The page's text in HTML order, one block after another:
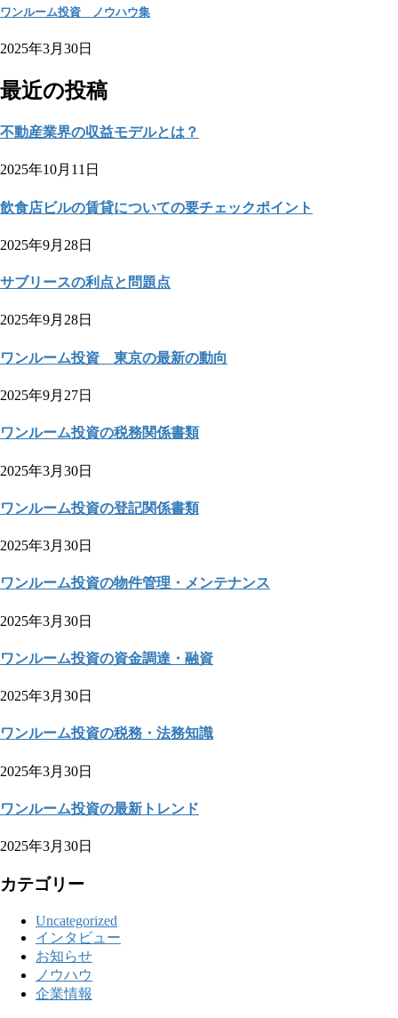
ワンルーム投資 ノウハウ集
2025年3月30日
最近の投稿
不動産業界の収益モデルとは？
2025年10月11日
飲食店ビルの賃貸についての要チェックポイント
2025年9月28日
サブリースの利点と問題点
2025年9月28日
ワンルーム投資 東京の最新の動向
2025年9月27日
ワンルーム投資の税務関係書類
2025年3月30日
ワンルーム投資の登記関係書類
2025年3月30日
ワンルーム投資の物件管理・メンテナンス
2025年3月30日
ワンルーム投資の資金調達・融資
2025年3月30日
ワンルーム投資の税務・法務知識
2025年3月30日
ワンルーム投資の最新トレンド
2025年3月30日
カテゴリー
Uncategorized
インタビュー
お知らせ
ノウハウ
企業情報